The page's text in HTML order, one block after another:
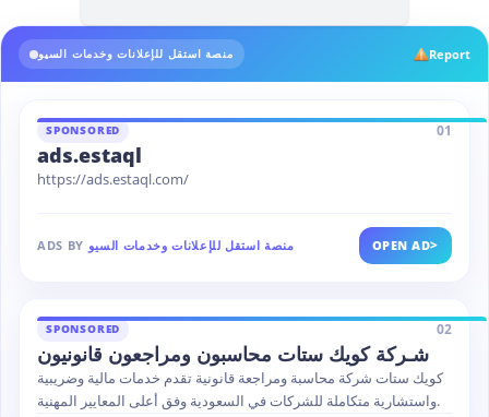
منصة استقل للإعلانات وخدمات السيو Report
SPONSORED 01
ads.estaql
https://ads.estaql.com/
ADS BY منصة استقل للإعلانات وخدمات السيو OPEN AD>
SPONSORED 02
شـركة كويك ستات محاسبون ومراجعون قانونيون
كويك ستات شركة محاسبة ومراجعة قانونية تقدم خدمات مالية وضريبية
واستشارية متكاملة للشركات في السعودية وفق أعلى المعايير المهنية.